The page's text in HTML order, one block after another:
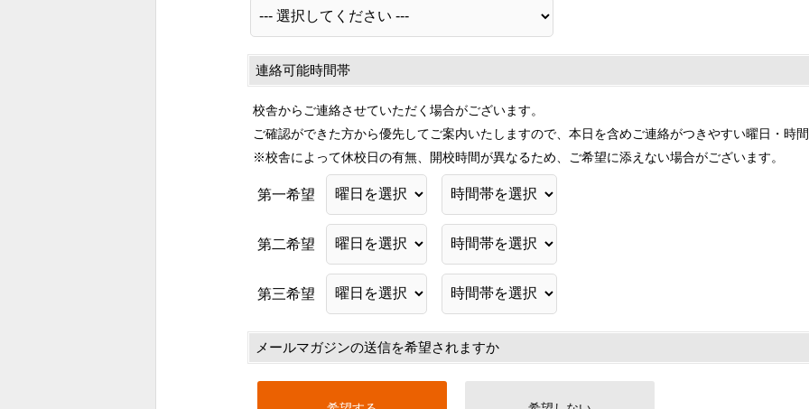
連絡可能時間帯
校舎からご連絡させていただく場合がございます。
ご確認ができた方から優先してご案内いたしますので、本日を含めご連絡がつきやすい曜日・時
※校舎によって休校日の有無、開校時間が異なるため、ご希望に添えない場合がございます。
第一希望
第二希望
第三希望
メールマガジンの送信を希望されますか